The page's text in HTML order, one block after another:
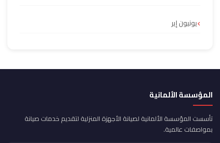
يونيون إير
المؤسسة الألمانية
تأسست المؤسسة الألمانية لصيانة الأجهزة المنزلية لتقديم خدمات صيانة
بمواصفات عالمية.